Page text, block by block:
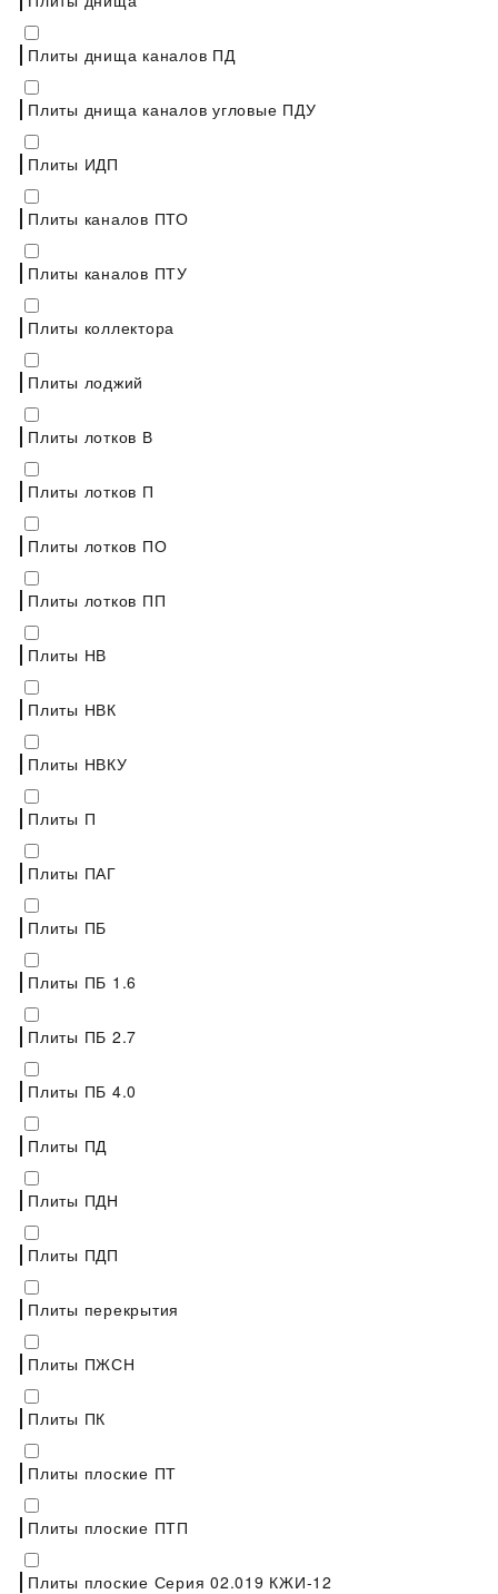
Плиты днища каналов ПД
Плиты днища каналов угловые ПДУ
Плиты ИДП
Плиты каналов ПТО
Плиты каналов ПТУ
Плиты коллектора
Плиты лоджий
Плиты лотков В
Плиты лотков П
Плиты лотков ПО
Плиты лотков ПП
Плиты НВ
Плиты НВК
Плиты НВКУ
Плиты П
Плиты ПАГ
Плиты ПБ
Плиты ПБ 1.6
Плиты ПБ 2.7
Плиты ПБ 4.0
Плиты ПД
Плиты ПДН
Плиты ПДП
Плиты перекрытия
Плиты ПЖСН
Плиты ПК
Плиты плоские ПТ
Плиты плоские ПТП
Плиты плоские Серия 02.019 КЖИ-12